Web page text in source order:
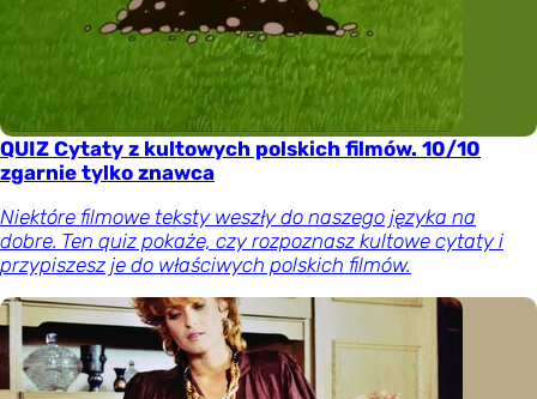
QUIZ Cytaty z kultowych polskich filmów. 10/10
zgarnie tylko znawca
Niektóre filmowe teksty weszły do naszego języka na
dobre. Ten quiz pokaże, czy rozpoznasz kultowe cytaty i
przypiszesz je do właściwych polskich filmów.